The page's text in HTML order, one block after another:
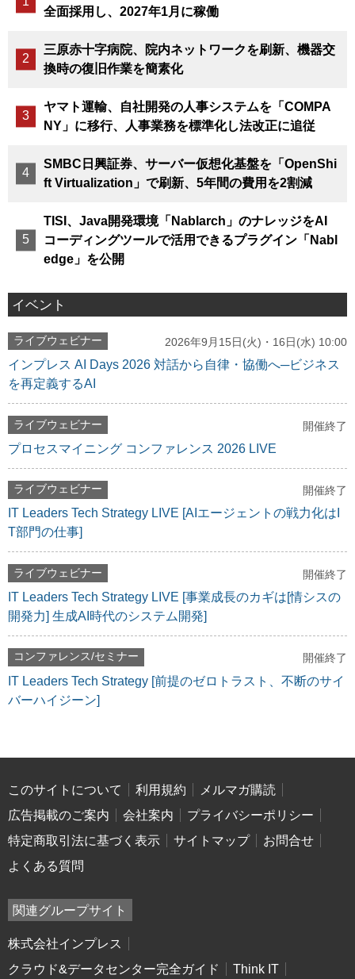
全面採用し、2027年1月に稼働
三原赤十字病院、院内ネットワークを刷新、機器交
換時の復旧作業を簡素化
ヤマト運輸、自社開発の人事システムを「COMPA
NY」に移行、人事業務を標準化し法改正に追従
SMBC日興証券、サーバー仮想化基盤を「OpenShi
ft Virtualization」で刷新、5年間の費用を2割減
TISI、Java開発環境「Nablarch」のナレッジをAI
コーディングツールで活用できるプラグイン「Nabl
edge」を公開
イベント
ライブウェビナー 2026年9月15日(火)・16日(水) 10:00
インプレス AI Days 2026 対話から自律・協働へ─ビジネス
を再定義するAI
ライブウェビナー 開催終了
プロセスマイニング コンファレンス 2026 LIVE
ライブウェビナー 開催終了
IT Leaders Tech Strategy LIVE [AIエージェントの戦力化はI
T部門の仕事]
ライブウェビナー 開催終了
IT Leaders Tech Strategy LIVE [事業成長のカギは[情シスの
開発力] 生成AI時代のシステム開発]
コンファレンス/セミナー 開催終了
IT Leaders Tech Strategy [前提のゼロトラスト、不断のサイ
バーハイジーン]
このサイトについて 利用規約
メルマガ購読
広告掲載のご案内
会社案内
プライバシーポリシー
特定商取引法に基づく表示
サイトマップ
お問合せ
よくある質問
関連グループサイト
株式会社インプレス
クラウド&データセンター完全ガイド
Think IT